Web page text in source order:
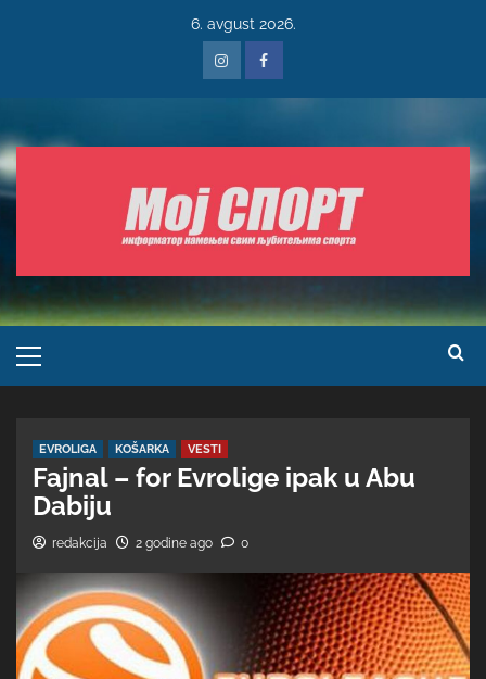
6. avgust 2026.
EVROLIGA KOŠARKA VESTI
Fajnal – for Evrolige ipak u Abu
Dabiju
redakcija 2 godine ago 0